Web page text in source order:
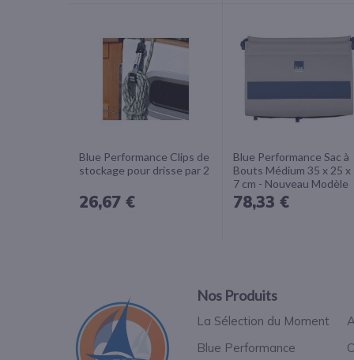
Blue Performance Clips de
stockage pour drisse par 2
26,67 €
Blue Performance Sac à
Bouts Médium 35 x 25 x
7 cm - Nouveau Modèle
78,33 €
Nos Produits
La Sélection du Moment
Blue Performance